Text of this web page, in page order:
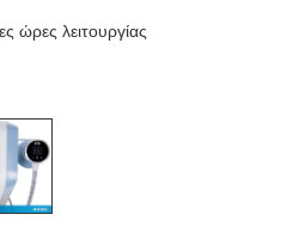
ώρες λειτουργίας